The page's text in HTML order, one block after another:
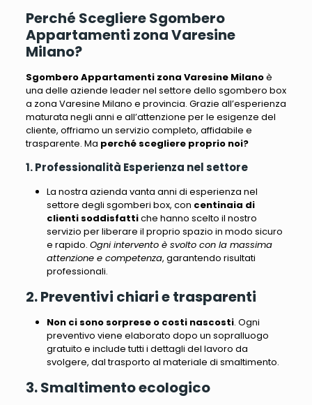
Perché Scegliere Sgombero
Appartamenti zona Varesine
Milano?
Sgombero Appartamenti zona Varesine Milanoè
una delle aziende leader nel settore dello sgombero box
a zona Varesine Milano e provincia. Grazie all’esperienza
maturata negli anni e all’attenzione per le esigenze del
cliente, offriamo un servizio completo, affidabile e
trasparente. Ma perché scegliere proprio noi?
1. Professionalità Esperienza nel settore
La nostra azienda vanta anni di esperienza nel
settore degli sgomberi box, con centinaia di
clienti soddisfattiche hanno scelto il nostro
servizio per liberare il proprio spazio in modo sicuro
e rapido. Ogni intervento è svolto con la massima
attenzione e competenza, garantendo risultati
professionali.
2. Preventivi chiari e trasparenti
Non ci sono sorprese o costi nascosti. Ogni
preventivo viene elaborato dopo un sopralluogo
gratuito e include tutti i dettagli del lavoro da
svolgere, dal trasporto al materiale di smaltimento.
3. Smaltimento ecologico